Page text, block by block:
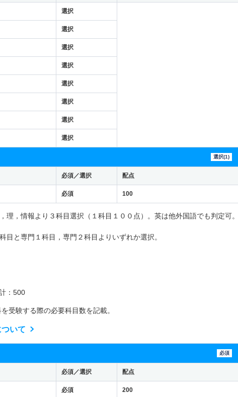
選択
選択
選択
選択
選択
選択
選択
選択
選択(1)
必須／選択 配点
必須 100
，情報より３科目選択（１科目１００点）。英は他外国語でも判定可。
と専門１科目，専門２科目よりいずれか選択。
：500
受験する際の必要科目数を記載。
いて
必須
必須／選択 配点
必須 200